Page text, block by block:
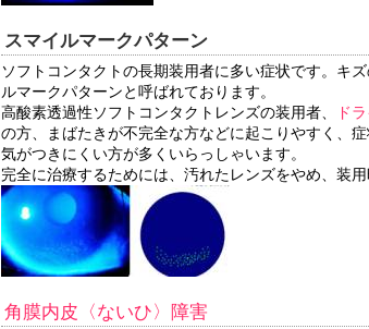
スマイルマークパターン
ソフトコンタクトの長期装用者に多い症状です。キ
ルマークパターンと呼ばれております。
高酸素透過性ソフトコンタクトレンズの装用者、
ド
の方、まばたきが不完全な方などに起こりやすく、
気がつきにくい方が多くいらっしゃいます。
完全に治療するためには、汚れたレンズをやめ、装
角膜内皮〈ないひ〉障害